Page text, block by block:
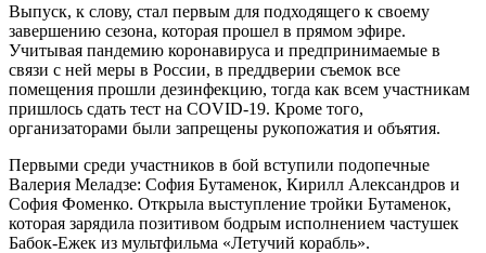
Выпуск, к слову, стал первым для подходящего к своему
завершению сезона, которая прошел в прямом эфире.
Учитывая пандемию коронавируса и предпринимаемые в
связи с ней меры в России, в преддверии съемок все
помещения прошли дезинфекцию, тогда как всем участникам
пришлось сдать тест на COVID-19. Кроме того,
организаторами были запрещены рукопожатия и объятия.
Первыми среди участников в бой вступили подопечные
Валерия Меладзе: София Бутаменок, Кирилл Александров и
София Фоменко. Открыла выступление тройки Бутаменок,
которая зарядила позитивом бодрым исполнением частушек
Бабок-Ежек из мультфильма «Летучий корабль».